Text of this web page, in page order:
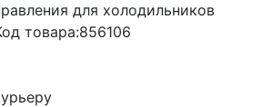
для холодильников
товара:856106